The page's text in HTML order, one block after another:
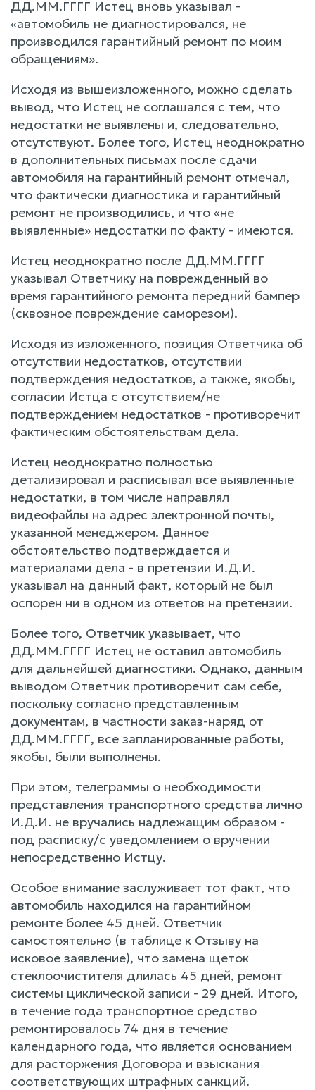
ДД.ММ.ГГГГ Истец вновь указывал -
«автомобиль не диагностировался, не
производился гарантийный ремонт по моим
обращениям».
Исходя из вышеизложенного, можно сделать
вывод, что Истец не соглашался с тем, что
недостатки не выявлены и, следовательно,
отсутствуют. Более того, Истец неоднократно
в дополнительных письмах после сдачи
автомобиля на гарантийный ремонт отмечал,
что фактически диагностика и гарантийный
ремонт не производились, и что «не
выявленные» недостатки по факту - имеются.
Истец неоднократно после ДД.ММ.ГГГГ
указывал Ответчику на поврежденный во
время гарантийного ремонта передний бампер
(сквозное повреждение саморезом).
Исходя из изложенного, позиция Ответчика об
отсутствии недостатков, отсутствии
подтверждения недостатков, а также, якобы,
согласии Истца с отсутствием/не
подтверждением недостатков - противоречит
фактическим обстоятельствам дела.
Истец неоднократно полностью
детализировал и расписывал все выявленные
недостатки, в том числе направлял
видеофайлы на адрес электронной почты,
указанной менеджером. Данное
обстоятельство подтверждается и
материалами дела - в претензии И.Д.И.
указывал на данный факт, который не был
оспорен ни в одном из ответов на претензии.
Более того, Ответчик указывает, что
ДД.ММ.ГГГГ Истец не оставил автомобиль
для дальнейшей диагностики. Однако, данным
выводом Ответчик противоречит сам себе,
поскольку согласно представленным
документам, в частности заказ-наряд от
ДД.ММ.ГГГГ, все запланированные работы,
якобы, были выполнены.
При этом, телеграммы о необходимости
представления транспортного средства лично
И.Д.И. не вручались надлежащим образом -
под расписку/с уведомлением о вручении
непосредственно Истцу.
Особое внимание заслуживает тот факт, что
автомобиль находился на гарантийном
ремонте более 45 дней. Ответчик
самостоятельно (в таблице к Отзыву на
исковое заявление), что замена щеток
стеклоочистителя длилась 45 дней, ремонт
системы циклической записи - 29 дней. Итого,
в течение года транспортное средство
ремонтировалось 74 дня в течение
календарного года, что является основанием
для расторжения Договора и взыскания
соответствующих штрафных санкций.